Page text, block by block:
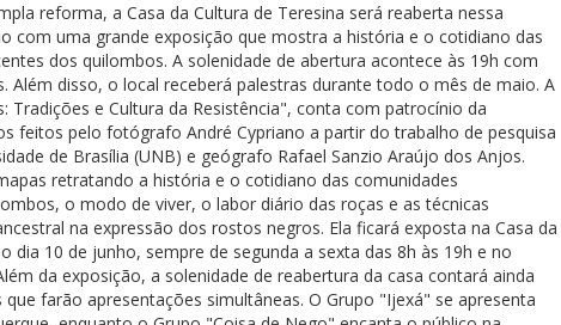
reforma, a Casa da Cultura de Teresina será reaberta nessa
com uma grande exposição que mostra a história e o cotidiano das
dos quilombos. A solenidade de abertura acontece às 19h com
Além disso, o local receberá palestras durante todo o mês de maio. A
Tradições e Cultura da Resistência", conta com patrocínio da
feitos pelo fotógrafo André Cypriano a partir do trabalho de pesquisa
de Brasília (UNB) e geógrafo Rafael Sanzio Araújo dos Anjos.
retratando a história e o cotidiano das comunidades
o modo de viver, o labor diário das roças e as técnicas
na expressão dos rostos negros. Ela ficará exposta na Casa da
dia 10 de junho, sempre de segunda a sexta das 8h às 19h e no
da exposição, a solenidade de reabertura da casa contará ainda
farão apresentações simultâneas. O Grupo "Ijexá" se apresenta